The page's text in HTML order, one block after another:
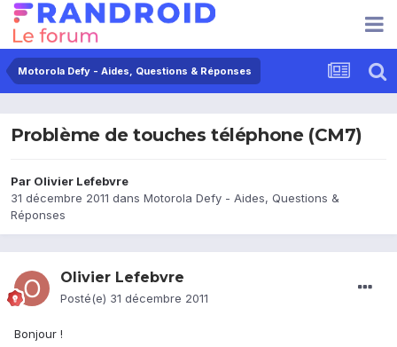
Motorola Defy - Aides, Questions & Réponses
Problème de touches téléphone (CM7)
Par Olivier Lefebvre
31 décembre 2011 dans Motorola Defy - Aides, Questions &
Réponses
Olivier Lefebvre
Posté(e) 31 décembre 2011
Bonjour !